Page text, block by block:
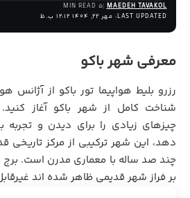
LAST UPDATED: مهر 22, 1404 12:12 ب.ظ
MAEDEH TAVAKOL
5 MIN READ
معرفی شهر باکو
رزرو بلیط هواپیما تور باکو ازآژانس
شناخت کامل از شهر باکو آغاز کنید.
چیزهای زیادی را برای دیدن و تجربه
دهد، این شهر ترکیبی از مرکز تاریخی
چند صد ساله با معماری مدرن است.
بر فراز شهر قدیمی ظاهر شده اند